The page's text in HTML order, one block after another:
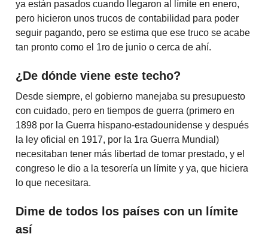
ya están pasados cuando llegaron al límite en enero,
pero hicieron unos trucos de contabilidad para poder
seguir pagando, pero se estima que ese truco se acabe
tan pronto como el 1ro de junio o cerca de ahí.
¿De dónde viene este techo?
Desde siempre, el gobierno manejaba su presupuesto
con cuidado, pero en tiempos de guerra (primero en
1898 por la Guerra hispano-estadounidense y después
la ley oficial en 1917, por la 1ra Guerra Mundial)
necesitaban tener más libertad de tomar prestado, y el
congreso le dio a la tesorería un límite y ya, que hiciera
lo que necesitara.
Dime de todos los países con un límite
así